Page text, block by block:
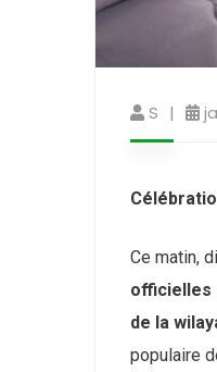
S
Ce matin,
officielles
de la
populaire